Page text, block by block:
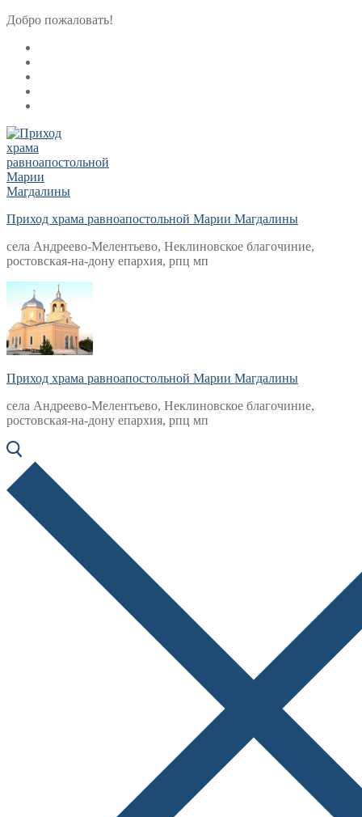
Перейти
содержимому
Меню
Закрыть
Добро пожаловать!
Приход храма равноапостольной Марии Магдалины
села Андреево-Мелентьево, Неклиновское благочиние,
ростовская-на-дону епархия, рпц мп
Приход храма равноапостольной Марии Магдалины
села Андреево-Мелентьево, Неклиновское благочиние,
ростовская-на-дону епархия, рпц мп